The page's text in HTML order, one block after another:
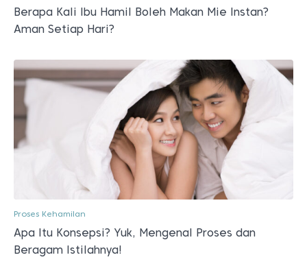
Berapa Kali Ibu Hamil Boleh Makan Mie Instan?
Aman Setiap Hari?
Proses Kehamilan
Apa Itu Konsepsi? Yuk, Mengenal Proses dan
Beragam Istilahnya!